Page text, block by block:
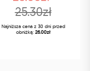
25.30zł
Najniższa cena z 30 dni przed
obniżką: 26.00zł